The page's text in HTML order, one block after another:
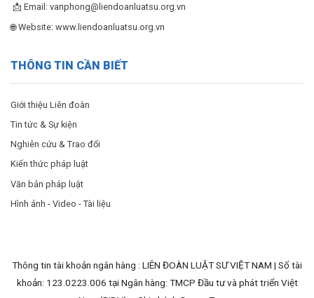
📩 Email: vanphong@liendoanluatsu.org.vn
🌐 Website: www.liendoanluatsu.org.vn
THÔNG TIN CẦN BIẾT
Giới thiệu Liên đoàn
Tin tức & Sự kiện
Nghiên cứu & Trao đổi
Kiến thức pháp luật
Văn bản pháp luật
Hình ảnh - Video - Tài liệu
Thông tin tài khoản ngân hàng : LIÊN ĐOÀN LUẬT SƯ VIỆT NAM | Số tài
khoản: 123.0223.006 tại Ngân hàng: TMCP Đầu tư và phát triển Việt